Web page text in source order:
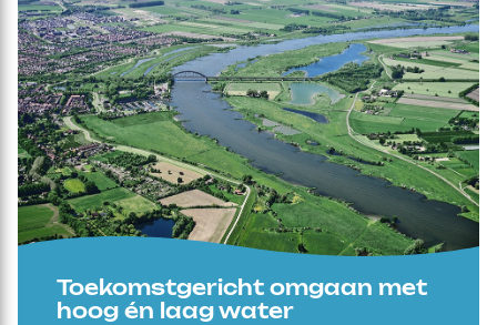
Toekomstgericht omgaan met
hoog én laag water